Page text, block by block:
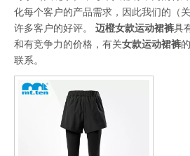
化每个客户的产品需求，因此我们的（
许多客户的好评。 迈橙女款运动裙裤具
和有竞争力的价格，有关女款运动裙裤
联系。